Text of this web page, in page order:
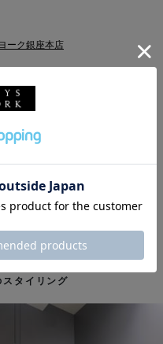
ーク銀座本店
感が素敵なセットアップ。
YORK
ーク銀座本店 セットアップ
タイリング